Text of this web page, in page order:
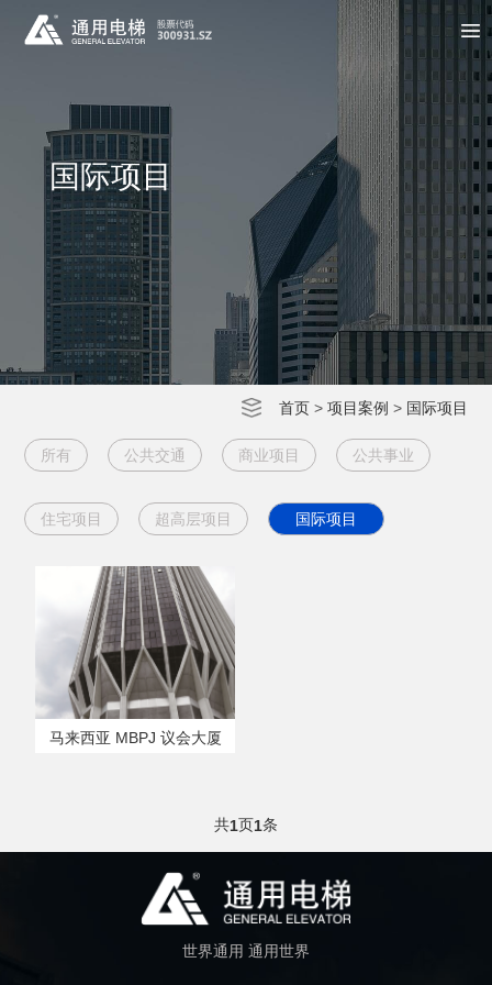
国际项目
首页> 项目案例 > 国际项目
所有 公共交通 商业项目 公共事业
住宅项目 超高层项目 国际项目
马来西亚 MBPJ 议会大厦
共1页1条
世界通用 通用世界